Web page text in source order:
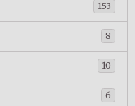
153
8
10
6